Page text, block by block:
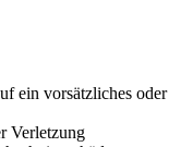
ein vorsätzliches oder
Verletzung